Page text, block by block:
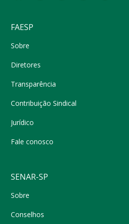
FAESP
Sobre
Diretores
Transparência
Contribuição Sindical
Jurídico
Fale conosco
SENAR-SP
Sobre
Conselhos